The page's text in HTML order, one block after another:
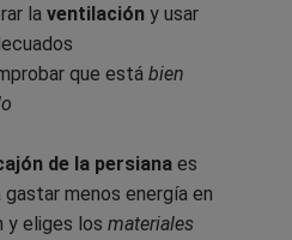
la ventilación y usar
que está bien
de la persiana es
menos energía en
y eliges los materiales